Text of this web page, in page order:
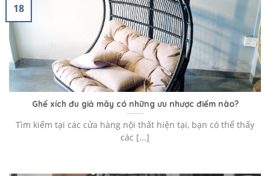
Ghế xích đu giả mây có những ưu nhược điểm nào?
Tìm kiếm tại các cửa hàng nội thất hiện tại, bạn có thể thấy
các [...]
18